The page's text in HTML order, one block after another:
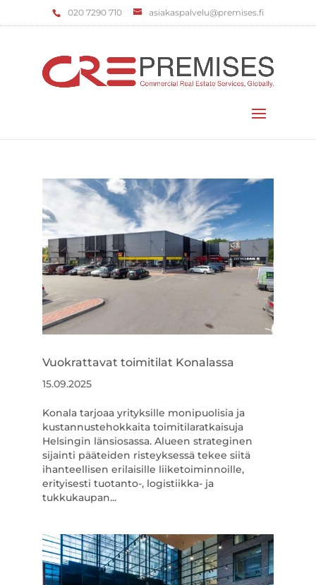
‌020 7290 710 asiakaspalvelu@premises.fi
Vuokrattavat toimitilat Konalassa
15.09.2025
Konala tarjoaa yrityksille monipuolisia ja
kustannustehokkaita toimitilaratkaisuja
Helsingin länsiosassa. Alueen strateginen
sijainti pääteiden risteyksessä tekee siitä
ihanteellisen erilaisille liiketoiminnoille,
erityisesti tuotanto-, logistiikka- ja
tukkukaupan...